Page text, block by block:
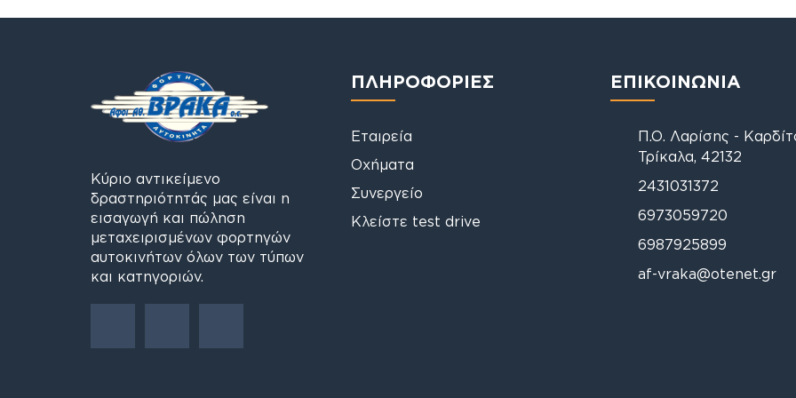
Κύριο αντικείμενο
δραστηριότητάς μας είναι η
εισαγωγή και πώληση
μεταχειρισμένων φορτηγών
αυτοκινήτων όλων των τύπων
και κατηγοριών.
ΠΛΗΡΟΦΟΡΙΕΣ
Εταιρεία
Οχήματα
Συνεργείο
Κλείστε test drive
ΕΠΙΚΟΙΝΩΝΙΑ
Π.Ο. Λαρίσης -
Τρίκαλα, 42132
2431031372
6973059720
6987925899
af-vraka@otenet.gr